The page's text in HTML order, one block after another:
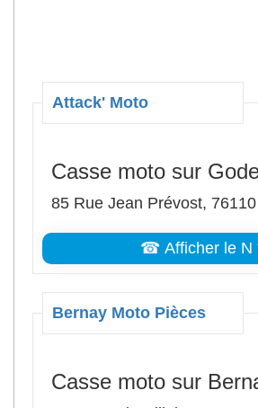
Attack' Moto
Casse moto sur
85 Rue Jean Prévost,
☎ Afficher le N
Bernay Moto Pièces
Casse moto sur